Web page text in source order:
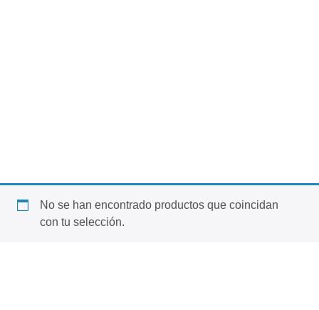
No se han encontrado productos que coincidan
con tu selección.